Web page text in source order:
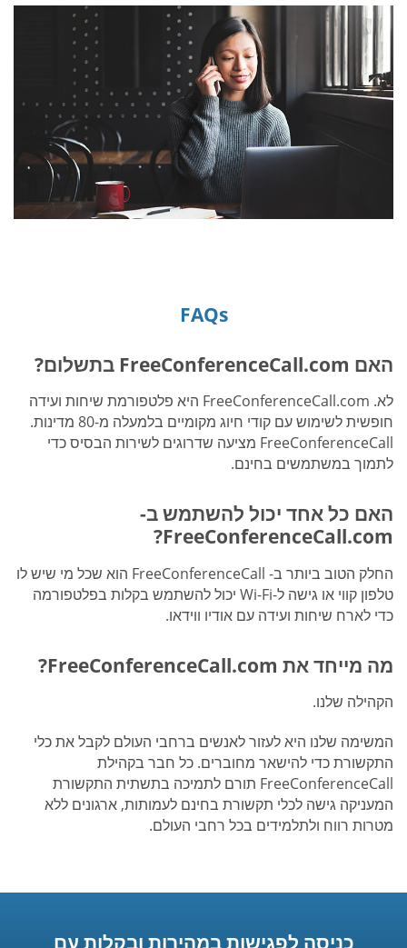
FAQs
האם FreeConferenceCall.com בתשלום?
לא. FreeConferenceCall.com היא פלטפורמת שיחות ועידה
חופשית לשימוש עם קודי חיוג מקומיים בלמעלה מ-80 מדינות.
FreeConferenceCall מציעה שדרוגים לשירות הבסיס כדי
לתמוך במשתמשים בחינם.
האם כל אחד יכול להשתמש ב-
FreeConferenceCall.com?
החלק הטוב ביותר ב- FreeConferenceCall הוא שכל מי שיש לו
טלפון קווי או גישה ל-Wi-Fi יכול להשתמש בקלות בפלטפורמה
כדי לארח שיחות ועידה עם אודיו ווידאו.
מה מייחד את FreeConferenceCall.com?
הקהילה שלנו.
המשימה שלנו היא לעזור לאנשים ברחבי העולם לקבל את כלי
התקשורת כדי להישאר מחוברים. כל חבר בקהילת
FreeConferenceCall תורם לתמיכה בתשתית התקשורת
המעניקה גישה לכלי תקשורת בחינם לעמותות, ארגונים ללא
מטרות רווח ולתלמידים בכל רחבי העולם.
כניסה לפגישות במהירות ובקלות עם